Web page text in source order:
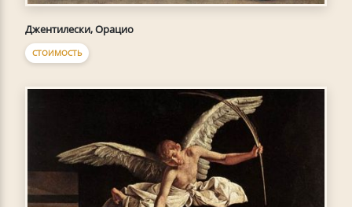
Джентилески, Орацио
СТОИМОСТЬ